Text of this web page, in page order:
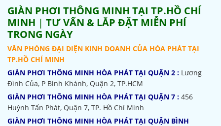
GIÀN PHƠI THÔNG MINH TẠI TP.HỒ CHÍ
MINH | TƯ VẤN & LẮP ĐẶT MIỄN PHÍ
TRONG NGÀY
VĂN PHÒNG ĐẠI DIỆN KINH DOANH CỦA HÒA PHÁT TẠI
TP.HỒ CHÍ MINH
GIÀN PHƠI THÔNG MINH HÒA PHÁT TẠI QUẬN 2 : Lương
Đình Của, P Bình Khánh, Quận 2, TP.HCM
GIÀN PHƠI THÔNG MINH HÒA PHÁT TẠI QUẬN 7 : 456
Huỳnh Tấn Phát, Quận 7, TP. Hồ Chí Minh
GIÀN PHƠI THÔNG MINH HÒA PHÁT TẠI QUẬN BÌNH